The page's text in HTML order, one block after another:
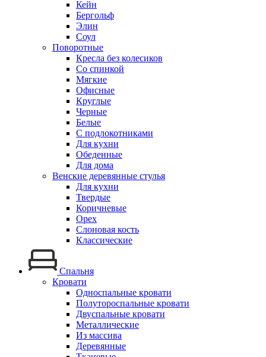
Кейн
Бергольф
Элин
Соул
Поворотные
Кресла без колесиков
Со спинкой
Мягкие
Офисные
Круглые
Черные
Белые
С подлокотниками
Для кухни
Обеденные
Для дома
Венские деревянные стулья
Для кухни
Твердые
Коричневые
Орех
Слоновая кость
Классические
Спальня
Кровати
Односпальные кровати
Полутороспальные кровати
Двуспальные кровати
Металлические
Из массива
Деревянные